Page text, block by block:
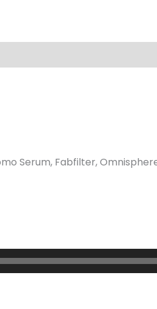
cantidad
Serum, Fabfilter,